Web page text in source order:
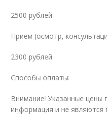
2500 рублей
Прием (осмотр,
2300 рублей
Способы оплаты:
Внимание! Указанные цены
информация и не являются